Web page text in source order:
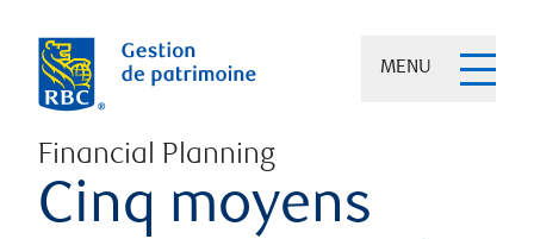
MENU
Financial Planning
Cinq moyens